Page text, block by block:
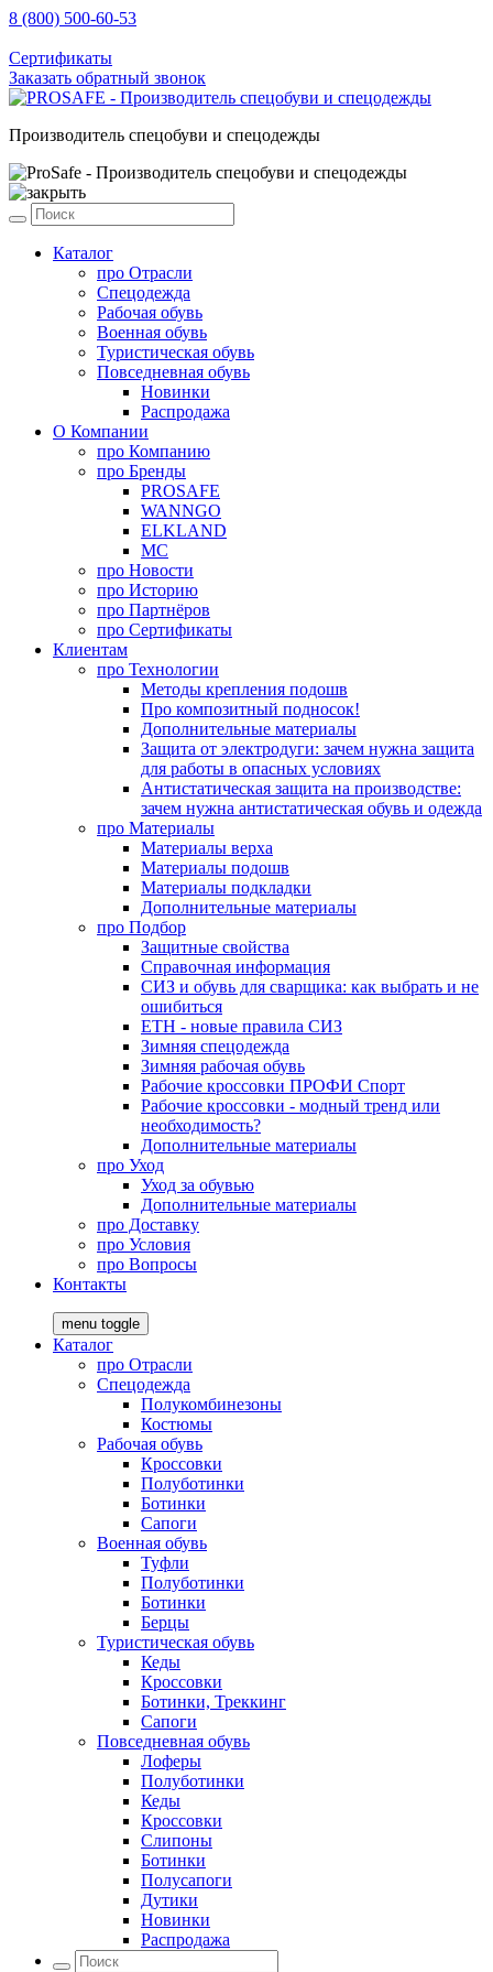
8 (800) 500-60-53
Сертификаты
Заказать обратный звонок
Производитель спецобуви и спецодежды
Каталог
про Отрасли
Спецодежда
Рабочая обувь
Военная обувь
Туристическая обувь
Повседневная обувь
Новинки
Распродажа
О Компании
про Компанию
про Бренды
PROSAFE
WANNGO
ELKLAND
MC
про Новости
про Историю
про Партнёров
про Сертификаты
Клиентам
про Технологии
Методы крепления подошв
Про композитный подносок!
Дополнительные материалы
Защита от электродуги: зачем нужна защита
для работы в опасных условиях
Антистатическая защита на производстве:
зачем нужна антистатическая обувь и одежда
про Материалы
Материалы верха
Материалы подошв
Материалы подкладки
Дополнительные материалы
про Подбор
Защитные свойства
Справочная информация
СИЗ и обувь для сварщика: как выбрать и не
ошибиться
ЕТН - новые правила СИЗ
Зимняя спецодежда
Зимняя рабочая обувь
Рабочие кроссовки ПРОФИ Спорт
Рабочие кроссовки - модный тренд или
необходимость?
Дополнительные материалы
про Уход
Уход за обувью
Дополнительные материалы
про Доставку
про Условия
про Вопросы
Контакты
menu toggle
Каталог
про Отрасли
Спецодежда
Полукомбинезоны
Костюмы
Рабочая обувь
Кроссовки
Полуботинки
Ботинки
Сапоги
Военная обувь
Туфли
Полуботинки
Ботинки
Берцы
Туристическая обувь
Кеды
Кроссовки
Ботинки, Треккинг
Сапоги
Повседневная обувь
Лоферы
Полуботинки
Кеды
Кроссовки
Слипоны
Ботинки
Полусапоги
Дутики
Новинки
Распродажа